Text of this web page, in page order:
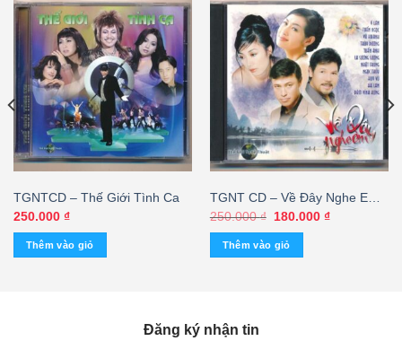
TGNTCD – Thế Giới Tình Ca
250.000 ₫
Thêm vào giỏ
TGNT CD – Về Đây Nghe Em
(KGJOE)
250.000₫
Giá
là:
250.000 ₫.
180.000 ₫Giá
Thêm vào giỏ
Đăng ký nhận tin